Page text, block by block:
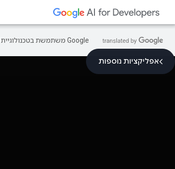
‫Google משתמשת בטכנולוגיית AI כדי לתרגם תוכן לשפה המועדפת עליך. בתרגומים כאלו עשויות להיות שגיאות.
אפליקציות נוספות